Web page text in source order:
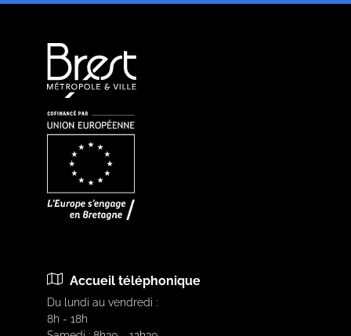
Accueil téléphonique
Du lundi au vendredi :
8h - 18h